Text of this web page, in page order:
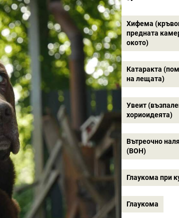
Хифема
предната
окото)
Катаракта
на лещата)
Увеит
хориоидеята)
Вътреочно
(ВОН)
Глаукома при
Глаукома